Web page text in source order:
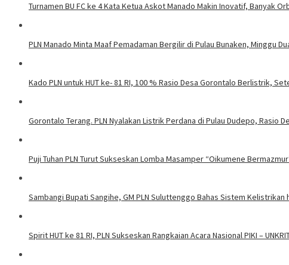
Turnamen BU FC ke 4 Kata Ketua Askot Manado Makin Inovatif, Banyak
PLN Manado Minta Maaf Pemadaman Bergilir di Pulau Bunaken, Minggu
Kado PLN untuk HUT ke- 81 RI, 100 % Rasio Desa Gorontalo Berlistrik,
Gorontalo Terang. PLN Nyalakan Listrik Perdana di Pulau Dudepo, Rasio
Puji Tuhan PLN Turut Sukseskan Lomba Masamper “Oikumene
Sambangi Bupati Sangihe, GM PLN Suluttenggo Bahas Sistem Kelistrikan
Spirit HUT ke 81 RI, PLN Sukseskan Rangkaian Acara Nasional PIKI –